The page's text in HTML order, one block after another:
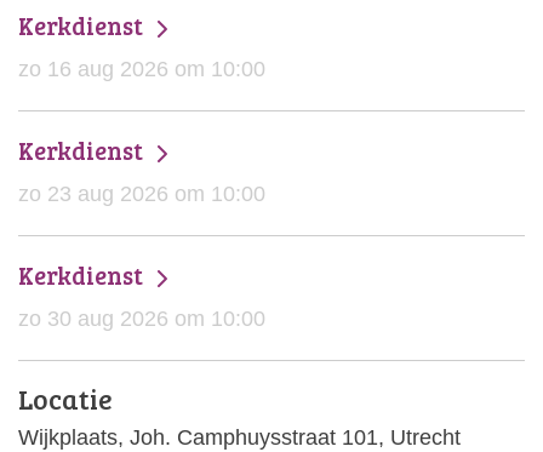
Kerkdienst
zo 16 aug 2026 om 10:00
Kerkdienst
zo 23 aug 2026 om 10:00
Kerkdienst
zo 30 aug 2026 om 10:00
Locatie
Wijkplaats, Joh. Camphuysstraat 101, Utrecht